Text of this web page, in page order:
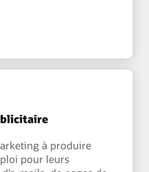
à produire
pour leurs